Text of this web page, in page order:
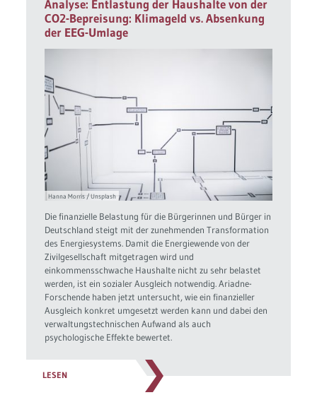
Analyse: Entlastung der Haushalte von der
CO2-Bepreisung: Klimageld vs. Absenkung
der EEG-Umlage
Hanna Morris / Unsplash
Die finanzielle Belastung für die Bürgerinnen und Bürger in
Deutschland steigt mit der zunehmenden Transformation
des Energiesystems. Damit die Energiewende von der
Zivilgesellschaft mitgetragen wird und
einkommensschwache Haushalte nicht zu sehr belastet
werden, ist ein sozialer Ausgleich notwendig. Ariadne-
Forschende haben jetzt untersucht, wie ein finanzieller
Ausgleich konkret umgesetzt werden kann und dabei den
verwaltungstechnischen Aufwand als auch
psychologische Effekte bewertet.
LESEN